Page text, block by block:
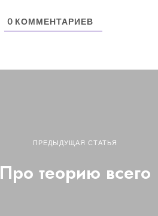
0 КОММЕНТАРИЕВ
ПРЕДЫДУЩАЯ СТАТЬЯ
Про теорию всего